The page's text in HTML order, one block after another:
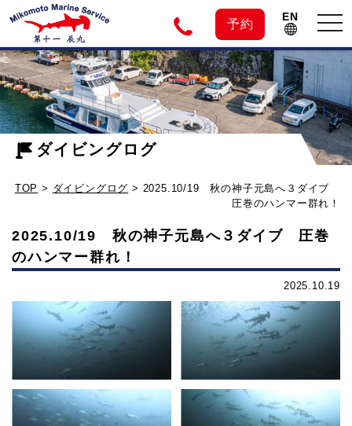
予約
EN
神
子
元
の
ダ
イ
ビ
2025.10/19
秋
の
元
へ
３
イ
ブ
巻
の
ダイビングログ
TOP > ダイビングログ > 2025.10/19 秋の神子元島へ３ダイブ
圧巻のハンマー群れ！
2025.10/19 秋の神子元島へ３ダイブ 圧巻
のハンマー群れ！
2025.10.19